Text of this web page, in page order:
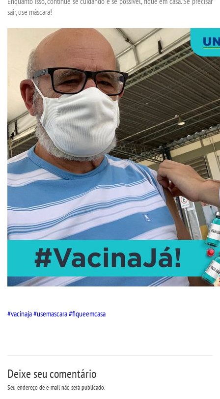
MATRÍCULA
EDITAL
PUBLICAÇÕES
DESTAQUES
UNIESP NEWS
REPOSITÓRIO
PORTARIAS
LOGIN
WEBMAIL
PORTAL DE ALUNOS
PORTAL DE PROFESSORES/ACADÊMICO
UNIESP
TRABALHE CONOSCO
sair, use máscara!
#vacinaja#usemascara#fiqueemcasa
Deixe seu comentário
Seu endereço de e-mail não será publicado.